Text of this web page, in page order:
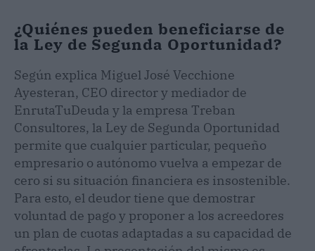
¿Quiénes pueden beneficiarse de
la Ley de Segunda Oportunidad?
Según explica Miguel José Vecchione
Ayesteran, CEO director y mediador de
EnrutaTuDeuda y la empresa Treban
Consultores, la Ley de Segunda Oportunidad
permite que cualquier particular, pequeño
empresario o autónomo vuelva a empezar de
cero si su situación financiera es insostenible.
Para esto, el deudor tiene que demostrar
voluntad de pago y proponer a los acreedores
un plan de cuotas adaptadas a su capacidad de